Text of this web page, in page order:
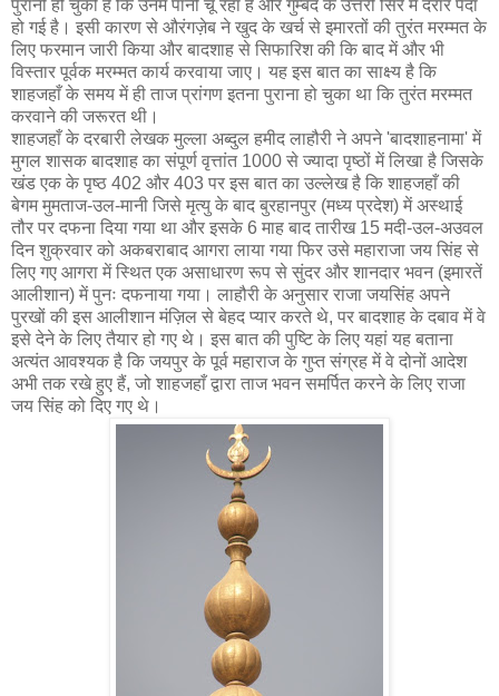
पुरानी हो चुकी हैं कि उनमें पानी चू रहा है और गुम्बद के उत्तरी सिरे में दरार पैदा
हो गई है। इसी कारण से औरंगज़ेब ने खुद के खर्च से इमारतों की तुरंत मरम्मत के
लिए फरमान जारी किया और बादशाह से सिफारिश की कि बाद में और भी
विस्तार पूर्वक मरम्मत कार्य करवाया जाए। यह इस बात का साक्ष्य है कि
शाहजहाँ के समय में ही ताज प्रांगण इतना पुराना हो चुका था कि तुरंत मरम्मत
करवाने की जरूरत थी।
शाहजहाँ के दरबारी लेखक मुल्ला अब्दुल हमीद लाहौरी ने अपने 'बादशाहनामा' में
मुगल शासक बादशाह का संपूर्ण वृत्तांत 1000 से ज्यादा पृष्ठों में लिखा है जिसके
खंड एक के पृष्ठ 402 और 403 पर इस बात का उल्लेख है कि शाहजहाँ की
बेगम मुमताज-उल-मानी जिसे मृत्यु के बाद बुरहानपुर (मध्य प्रदेश) में अस्थाई
तौर पर दफना दिया गया था और इसके 6 माह बाद तारीख 15 मदी-उल-अउवल
दिन शुक्रवार को अकबराबाद आगरा लाया गया फिर उसे महाराजा जय सिंह से
लिए गए आगरा में स्थित एक असाधारण रूप से सुंदर और शानदार भवन (इमारतें
आलीशान) में पुनः दफनाया गया। लाहौरी के अनुसार राजा जयसिंह अपने
पुरखों की इस आलीशान मंज़िल से बेहद प्यार करते थे, पर बादशाह के दबाव में वे
इसे देने के लिए तैयार हो गए थे। इस बात की पुष्टि के लिए यहां यह बताना
अत्यंत आवश्यक है कि जयपुर के पूर्व महाराज के गुप्त संग्रह में वे दोनों आदेश
अभी तक रखे हुए हैं, जो शाहजहाँ द्वारा ताज भवन समर्पित करने के लिए राजा
जय सिंह को दिए गए थे।